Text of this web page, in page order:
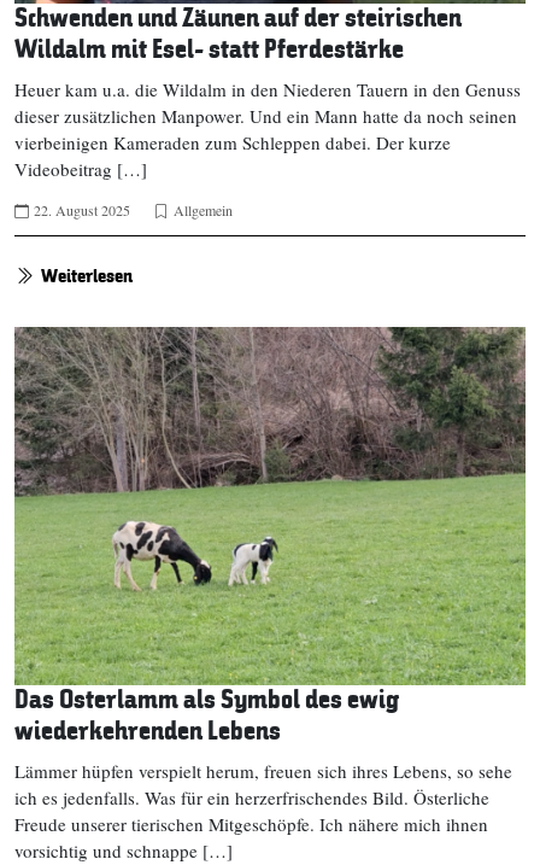
Schwenden und Zäunen auf der steirischen
Wildalm mit Esel- statt Pferdestärke
Heuer kam u.a. die Wildalm in den Niederen Tauern in den Genuss
dieser zusätzlichen Manpower. Und ein Mann hatte da noch seinen
vierbeinigen Kameraden zum Schleppen dabei. Der kurze
Videobeitrag […]
22. August 2025 Allgemein
Weiterlesen
Das Osterlamm als Symbol des ewig
wiederkehrenden Lebens
Lämmer hüpfen verspielt herum, freuen sich ihres Lebens, so sehe
ich es jedenfalls. Was für ein herzerfrischendes Bild. Österliche
Freude unserer tierischen Mitgeschöpfe. Ich nähere mich ihnen
vorsichtig und schnappe […]